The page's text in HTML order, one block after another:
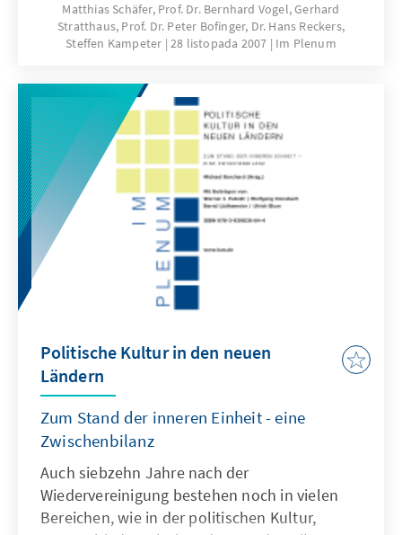
Matthias Schäfer, Prof. Dr. Bernhard Vogel, Gerhard
Stratthaus, Prof. Dr. Peter Bofinger, Dr. Hans Reckers,
Steffen Kampeter 28 listopada 2007 Im Plenum
Politische Kultur in den neuen
Ländern
Zum Stand der inneren Einheit - eine
Zwischenbilanz
Auch siebzehn Jahre nach der
Wiedervereinigung bestehen noch in vielen
Bereichen, wie in der politischen Kultur,